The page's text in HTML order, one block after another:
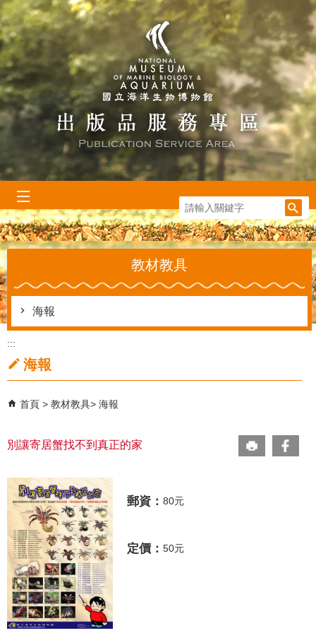
跳到主要內容區塊
:::
教材教具
海報
:::
海報
首頁 教材教具 海報
別讓寄居蟹找不到真正的家
郵資： 80元
定價： 50元